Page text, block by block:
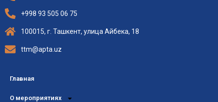
+998 93 505 06 75
100015, г. Ташкент, улица Айбека, 18
ttm@apta.uz
Главная
О мероприятиях